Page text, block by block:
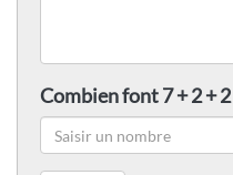
Combien font 7 + 2 + 2